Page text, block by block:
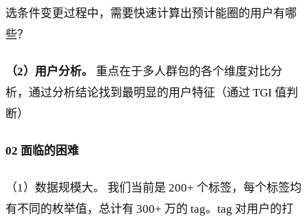
选条件变更过程中，需要快速计算出预计能圈的用户有哪
些？
（2）用户分析。
重点在于多人群包的各个维度对比分
析，通过分析结论找到最明显的用户特征（通过 TGI 值判
断）
02 面临的困难
（1）数据规模大。 我们当前是 200+ 个标签，每个标签均
有不同的枚举值，总计有 300+ 万的 tag。tag 对用户的打